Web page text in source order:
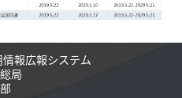
情報広報システム
局